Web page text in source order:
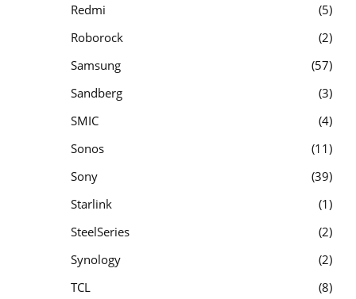
Redmi
5
Roborock
2
Samsung
57
Sandberg
3
SMIC
4
Sonos
11
Sony
39
Starlink
1
SteelSeries
2
Synology
2
TCL
8